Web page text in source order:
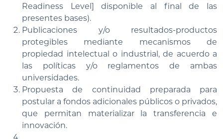
Readiness Level] disponible al final de las
presentes bases).
Publicaciones y/o resultados-productos
protegibles mediante mecanismos de
propiedad intelectual o industrial, de acuerdo a
las políticas y/o reglamentos de ambas
universidades.
Propuesta de continuidad preparada para
postular a fondos adicionales públicos o privados,
que permitan materializar la transferencia e
innovación.